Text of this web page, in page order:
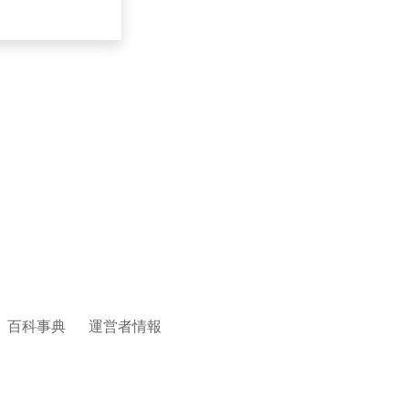
百科事典 運営者情報